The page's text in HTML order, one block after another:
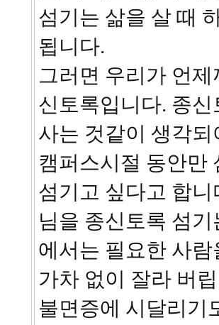
섬기는 삶을 살 때
됩니다.
그러면 우리가 언
신토록입니다. 종
사는 것같이 생각
캠퍼스시절 동안만
섬기고 싶다고 합
님을 종신토록 섬
에서는 필요한 사
가차 없이 잘라 버
불면증에 시달리기